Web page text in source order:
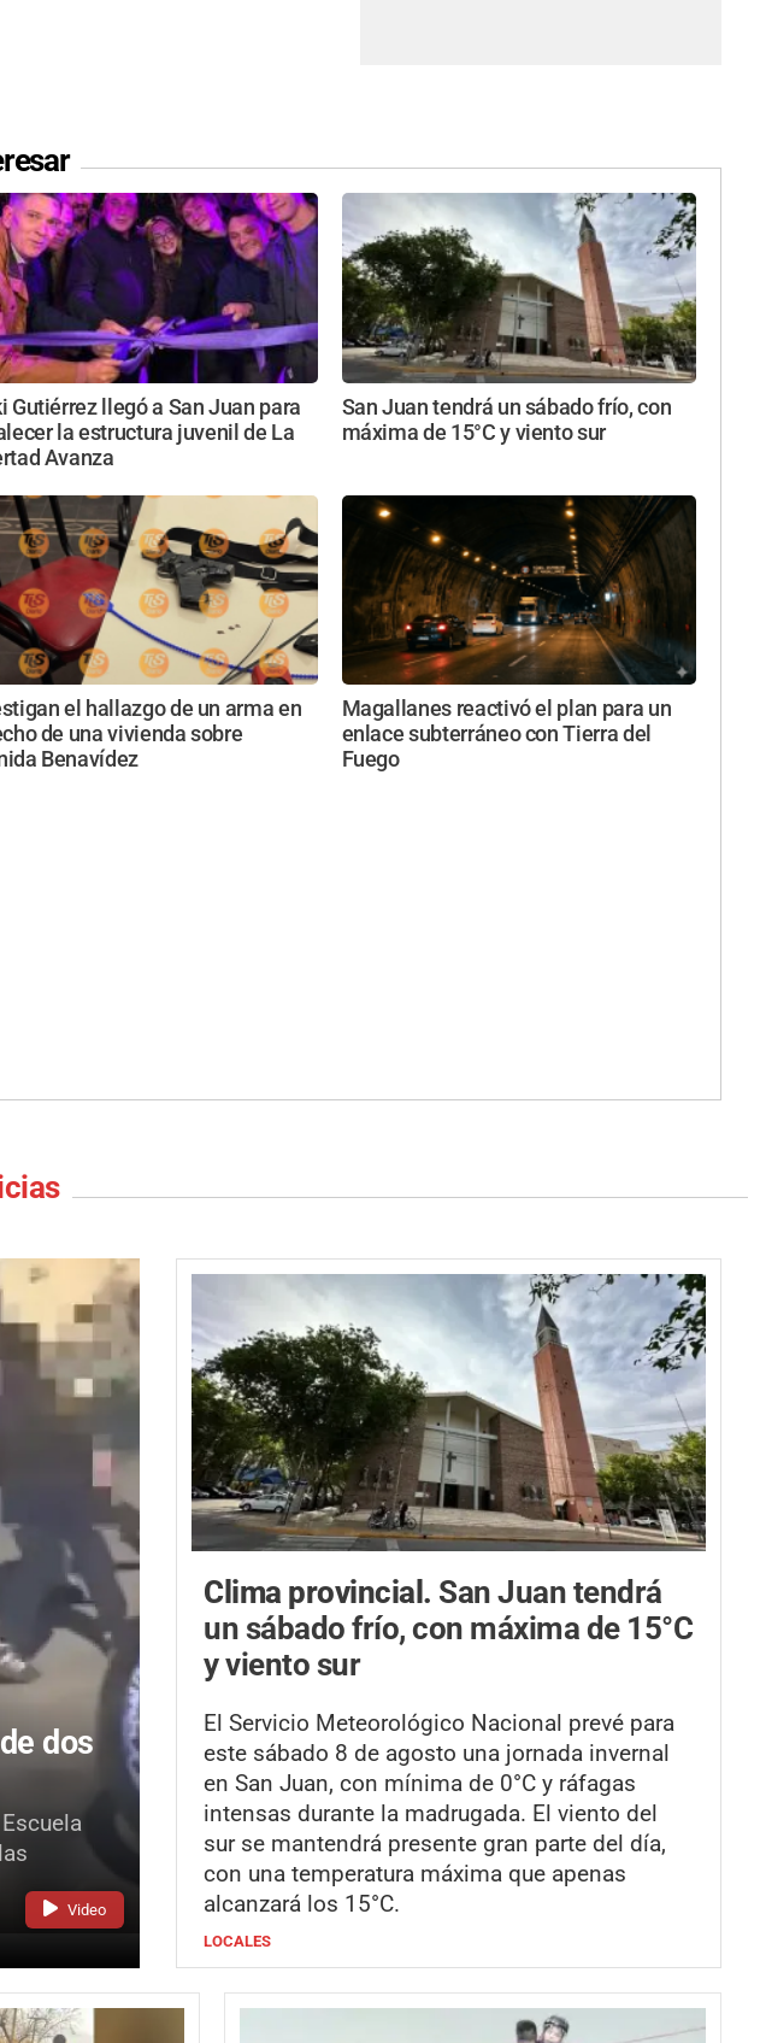
Gutiérrez llegó a San Juan para
la estructura juvenil de La
Avanza
San Juan tendrá un sábado frío, con
máxima de 15°C y viento sur
el hallazgo de un arma en
de una vivienda sobre
Benavídez
Magallanes reactivó el plan para un
enlace subterráneo con Tierra del
Fuego
Video
dos
Clima provincial. San Juan tendrá
un sábado frío, con máxima de 15°C
y viento sur
El Servicio Meteorológico Nacional prevé para
este sábado 8 de agosto una jornada invernal
en San Juan, con mínima de 0°C y ráfagas
intensas durante la madrugada. El viento del
sur se mantendrá presente gran parte del día,
con una temperatura máxima que apenas
alcanzará los 15°C.
LOCALES